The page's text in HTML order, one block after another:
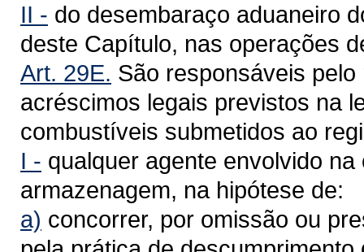
II - do desembaraço aduaneiro
deste Capítulo, nas operações
Art. 29E. São responsáveis
acréscimos legais previstos na
combustíveis submetidos ao
I - qualquer agente envolvido
armazenagem, na hipótese de:
a) concorrer, por omissão ou